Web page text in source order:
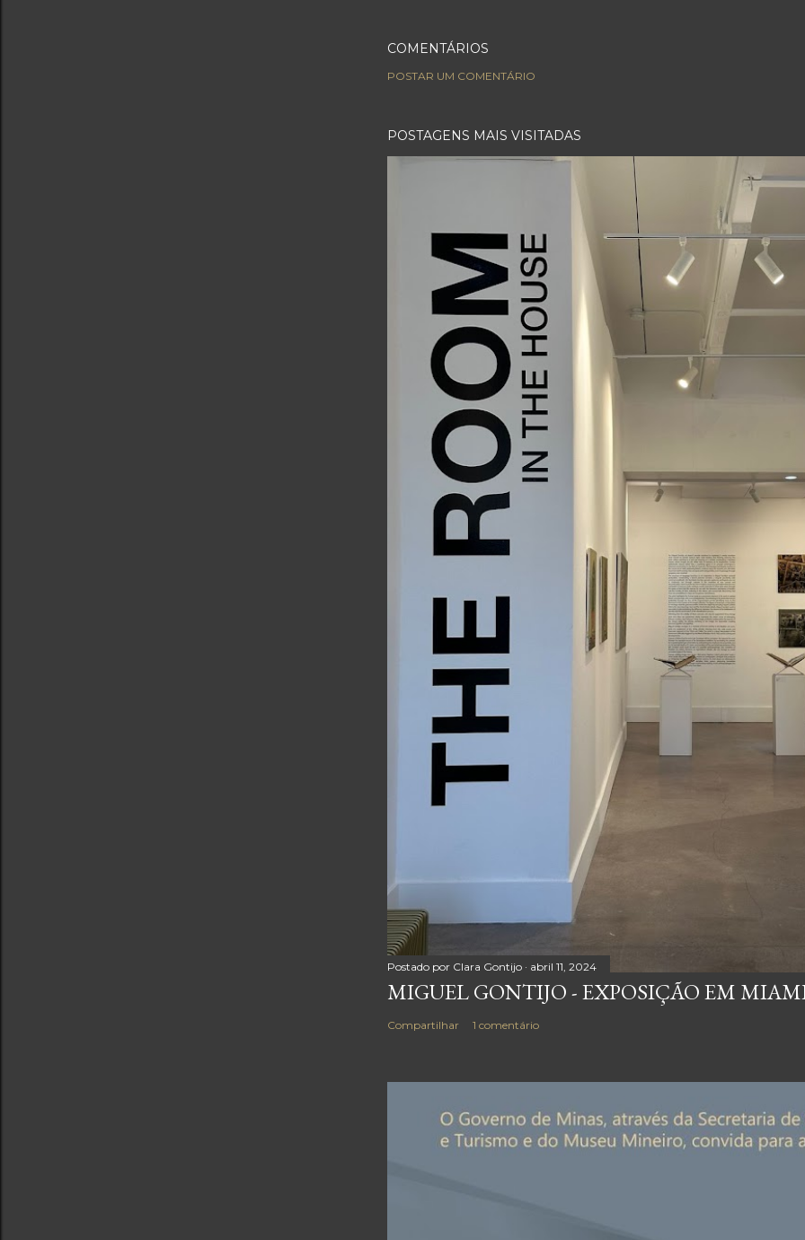
COMENTÁRIOS
POSTAR UM COMENTÁRIO
POSTAGENS MAIS VISITADAS
Postado por Clara Gontijo abril 11, 2024
MIGUEL GONTIJO - EXPOSIÇÃO EM
Compartilhar 1 comentário